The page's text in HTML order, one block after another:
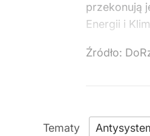
przekonują
Energii i
Źródło: